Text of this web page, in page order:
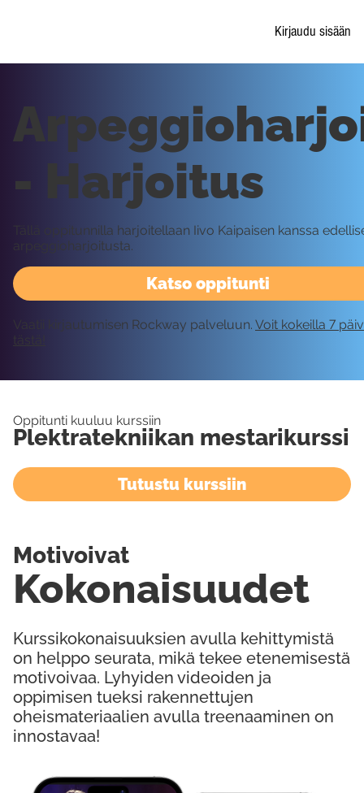
Kirjaudu sisään
Katso oppitunti
- Harjoitus
Tällä oppitunnilla harjoitellaan Iivo Kaipaisen kanssa
arpeggioharjoitusta.
Vaatii kirjautumisen Rockway palveluun. Voit kokeilla 7
tästä!
Oppitunti kuuluu kurssiin
Plektratekniikan mestarikurssi
Tutustu kurssiin
Kurssikokonaisuuksien avulla kehittymistä
on helppo seurata, mikä tekee etenemisestä
motivoivaa. Lyhyiden videoiden ja
oppimisen tueksi rakennettujen
oheismateriaalien avulla treenaaminen on
innostavaa!
Kokonaisuudet
Motivoivat